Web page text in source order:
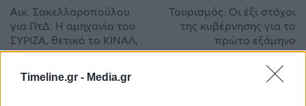
Timeline.gr - Media.gr
Αικ. Σακελλαροπούλου
για ΠτΔ: Η αμηχανία του
ΣΥΡΙΖΑ, θετικό το ΚΙΝΑΛ,
«όχι» από ΚΚΕ
Τουρισμός: Οι έξι στόχοι
της κυβέρνησης για το
πρώτο εξάμηνο